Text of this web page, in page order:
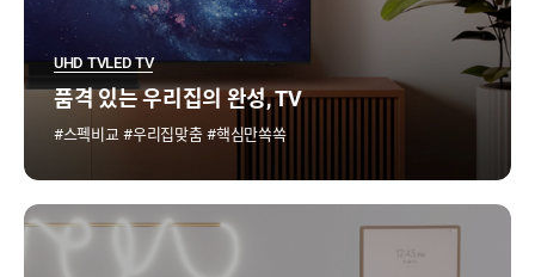
UHD TVLED TV
품격 있는 우리집의 완성, TV
스펙비교 우리집맞춤 핵심만쏙쏙